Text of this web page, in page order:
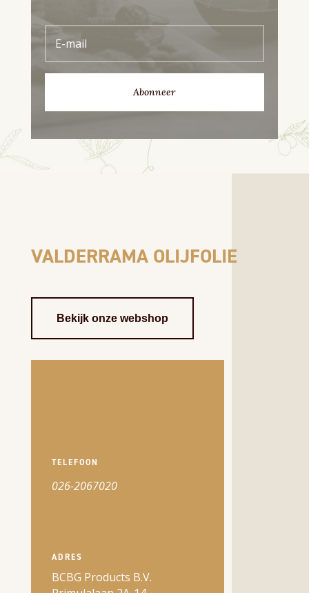
Abonneer
VALDERRAMA OLIJFOLIE
Bekijk onze webshop
TELEFOON
026-2067020
ADRES
BCBG Products B.V.